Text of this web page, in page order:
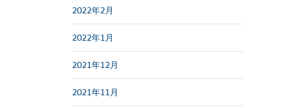
2022年2月
2022年1月
2021年12月
2021年11月